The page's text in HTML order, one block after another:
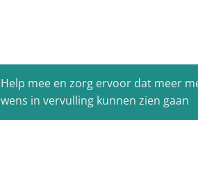
Help mee en zorg ervoor dat meer
wens in vervulling kunnen zien gaan